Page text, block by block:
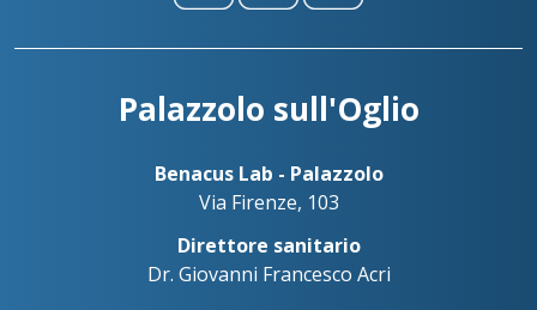
Palazzolo sull'Oglio
Benacus Lab - Palazzolo
Via Firenze, 103
Direttore sanitario
Dr. Giovanni Francesco Acri